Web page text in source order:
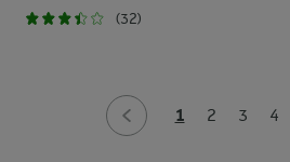
(32)
1 2 3 4